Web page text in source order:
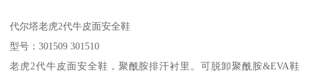
代尔塔老虎2代牛皮面安全鞋
型号：301509 301510
老虎2代牛皮面安全鞋，聚酰胺排汗衬里。可脱卸聚酰胺&EVA鞋